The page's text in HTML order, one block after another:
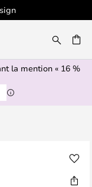
la mention « 16 %